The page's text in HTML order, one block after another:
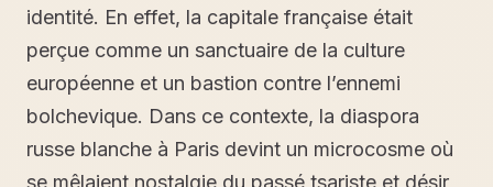
identité. En effet, la capitale française était
perçue comme un sanctuaire de la culture
européenne et un bastion contre l’ennemi
bolchevique. Dans ce contexte, la diaspora
russe blanche à Paris devint un microcosme où
se mêlaient nostalgie du passé tsariste et désir